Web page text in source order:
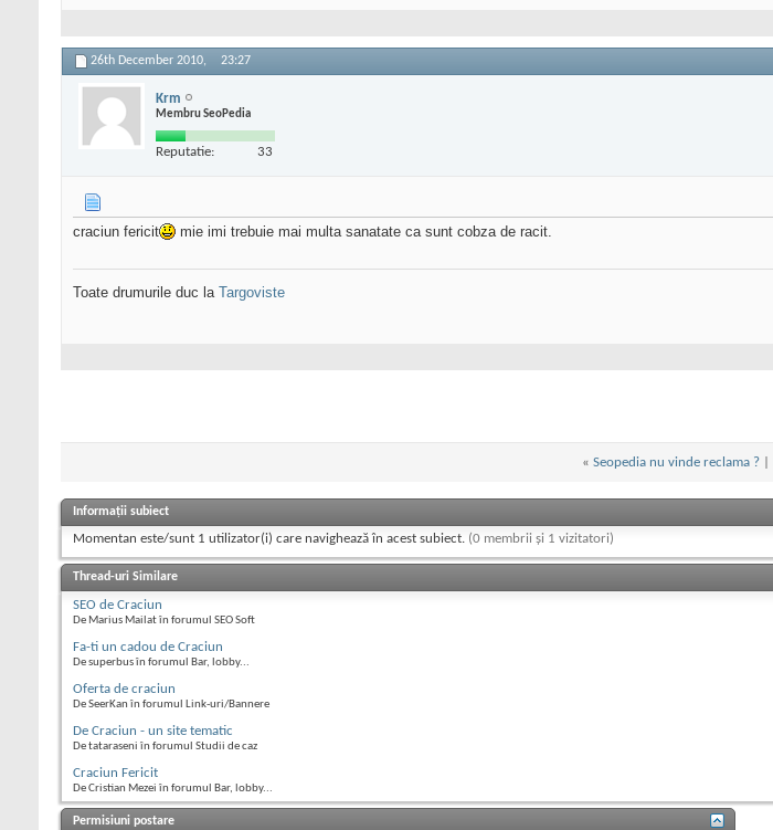
26th December 2010, 23:27
Krm
Membru SeoPedia
Reputatie: 33
craciun fericit mie imi trebuie mai multa sanatate ca sunt cobza de racit.
Toate drumurile duc la Targoviste
« Seopedia nu vinde reclama ?|
Informații subiect
Momentan este/sunt 1 utilizator(i) care navighează în acest subiect. (0 membrii și 1 vizitatori)
Thread-uri Similare
SEO de Craciun
De Marius Mailat în forumul SEO Soft
Fa-ti un cadou de Craciun
De superbus în forumul Bar, lobby...
Oferta de craciun
De SeerKan în forumul Link-uri/Bannere
De Craciun - un site tematic
De tataraseni în forumul Studii de caz
Craciun Fericit
De Cristian Mezei în forumul Bar, lobby...
Permisiuni postare